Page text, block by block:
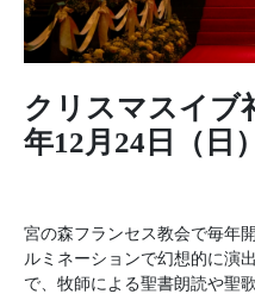
クリスマスイブ
年12月24日（日）
宮の森フランセス教会で毎年
ルミネーションで幻想的に演
で、牧師による聖書朗読や聖